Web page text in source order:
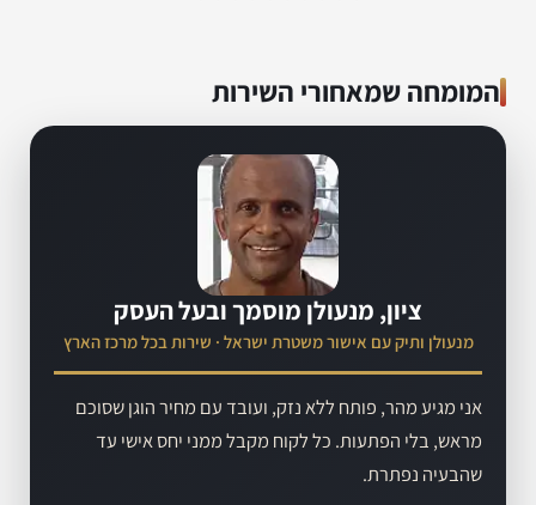
המומחה שמאחורי השירות
ציון, מנעולן מוסמך ובעל העסק
מנעולן ותיק עם אישור משטרת ישראל · שירות בכל מרכז הארץ
אני מגיע מהר, פותח ללא נזק, ועובד עם מחיר הוגן שסוכם
מראש, בלי הפתעות. כל לקוח מקבל ממני יחס אישי עד
שהבעיה נפתרת.